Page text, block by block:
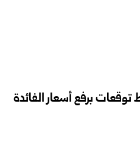
توقعات برفع أسعار الفائدة